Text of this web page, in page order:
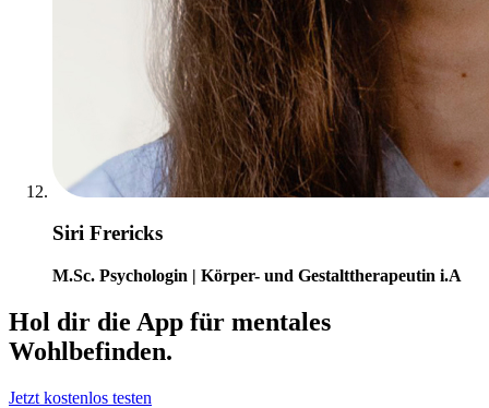
Siri Frericks
M.Sc. Psychologin | Körper- und Gestalttherapeutin i.A
Hol dir die App für mentales
Wohlbefinden.
Jetzt kostenlos testen